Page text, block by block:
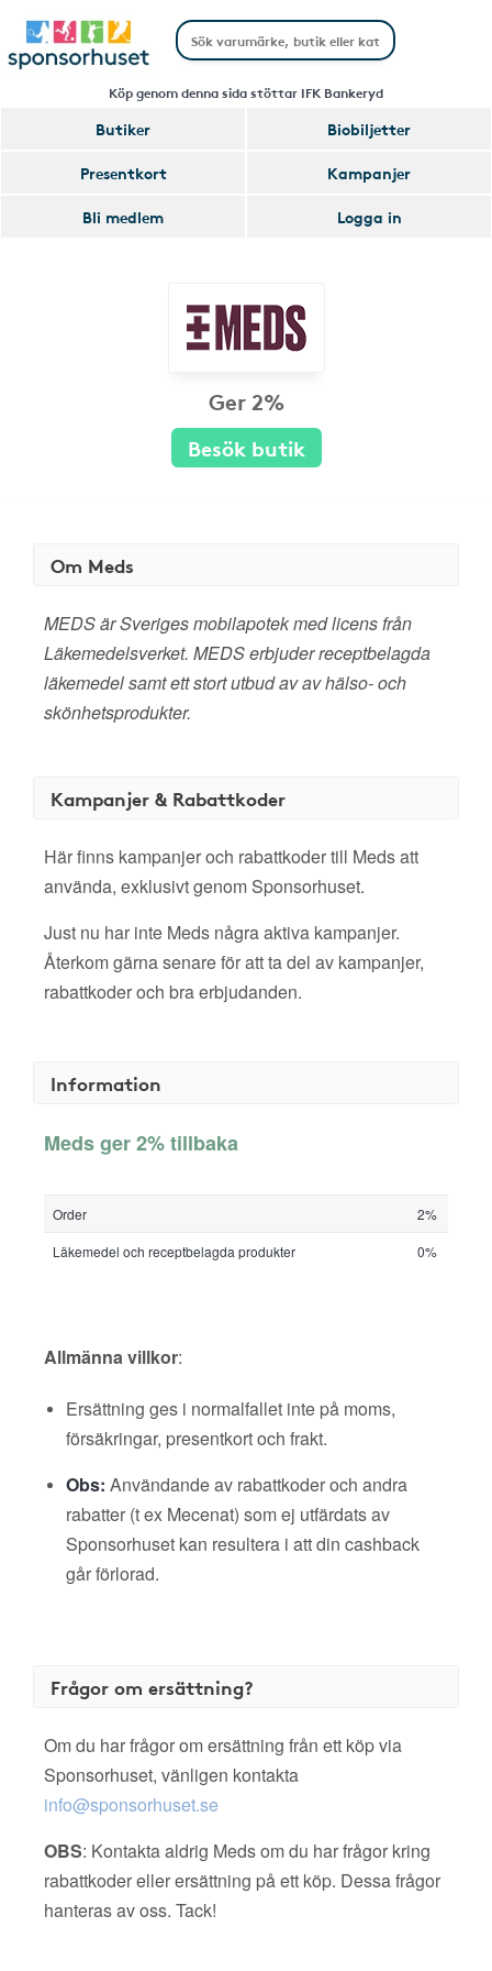
Köp genom denna sida stöttar IFK Bankeryd
Butiker
Biobiljetter
Presentkort
Kampanjer
Bli medlem
Logga in
Ger 2%
Besök butik
Om Meds
MEDS är Sveriges mobilapotek med licens från
Läkemedelsverket. MEDS erbjuder receptbelagda
läkemedel samt ett stort utbud av av hälso- och
skönhetsprodukter.
Kampanjer & Rabattkoder
Här finns kampanjer och rabattkoder till Meds att
använda, exklusivt genom Sponsorhuset.
Just nu har inte Meds några aktiva kampanjer.
Återkom gärna senare för att ta del av kampanjer,
rabattkoder och bra erbjudanden.
Information
Meds ger 2% tillbaka
Order
2%
Läkemedel och receptbelagda produkter
0%
Allmänna villkor:
Ersättning ges i normalfallet inte på moms,
försäkringar, presentkort och frakt.
Obs: Användande av rabattkoder och andra
rabatter (t ex Mecenat) som ej utfärdats av
Sponsorhuset kan resultera i att din cashback
går förlorad.
Frågor om ersättning?
Om du har frågor om ersättning från ett köp via
Sponsorhuset, vänligen kontakta
info@sponsorhuset.se
OBS: Kontakta aldrig Meds om du har frågor kring
rabattkoder eller ersättning på ett köp. Dessa frågor
hanteras av oss. Tack!